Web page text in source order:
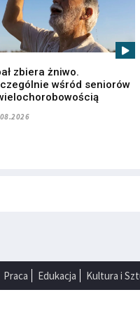
zbiera żniwo.
wśród seniorów
Praca Edukacja Kultura i